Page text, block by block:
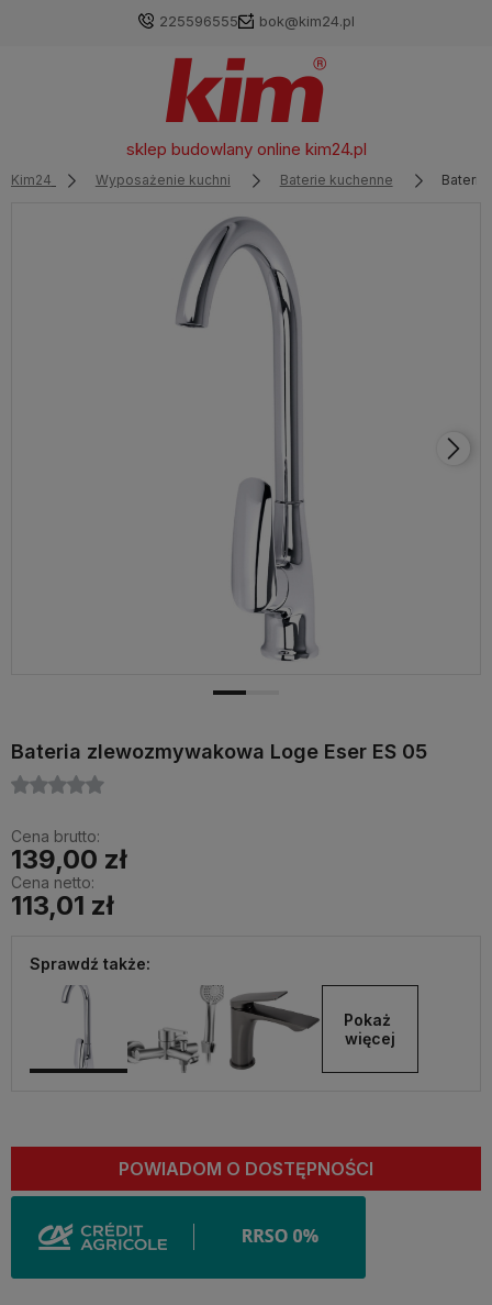
225596555 bok@kim24.pl
sklep budowlany online kim24.pl
Kim24 Wyposażenie kuchni Baterie kuchenne Bateria
Bateria zlewozmywakowa Loge Eser ES 05
Cena brutto:
139,00 zł
Cena netto:
113,01 zł
Sprawdź także:
Pokaż
więcej
POWIADOM O DOSTĘPNOŚCI